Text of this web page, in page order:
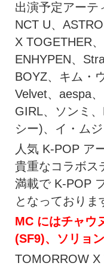
出演予定アーテ
NCT U、
X TOGETHER
ENHYPEN、
BOYZ、キム・
Velvet、aespa
GIRL、ソンミ
シー)、イ・ムジ
人気 K-POP ア
貴重なコラボス
満載で K-POP
となっておりま
MC にはチャウ
(SF9)、ソリョ
TOMORROW X